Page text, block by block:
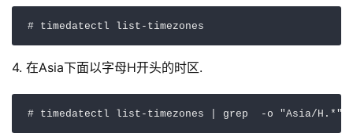
# timedatectl list-timezones
4. 在Asia下面以字母H开头的时区.
# timedatectl list-timezones | grep  -o "Asia/H.*"